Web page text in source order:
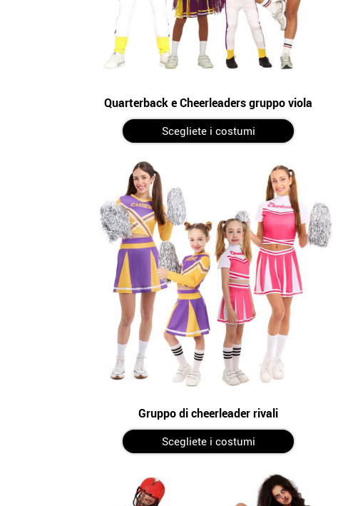
Quarterback e Cheerleaders gruppo viola
Scegliete i costumi
Gruppo di cheerleader rivali
Scegliete i costumi